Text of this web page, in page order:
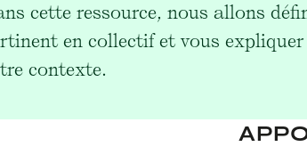
cette ressource, nous allons
en collectif et vous
contexte.